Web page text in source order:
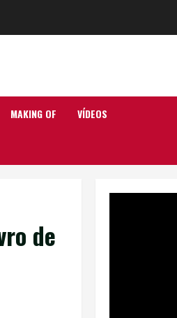
MAKING OF VÍDEOS
de